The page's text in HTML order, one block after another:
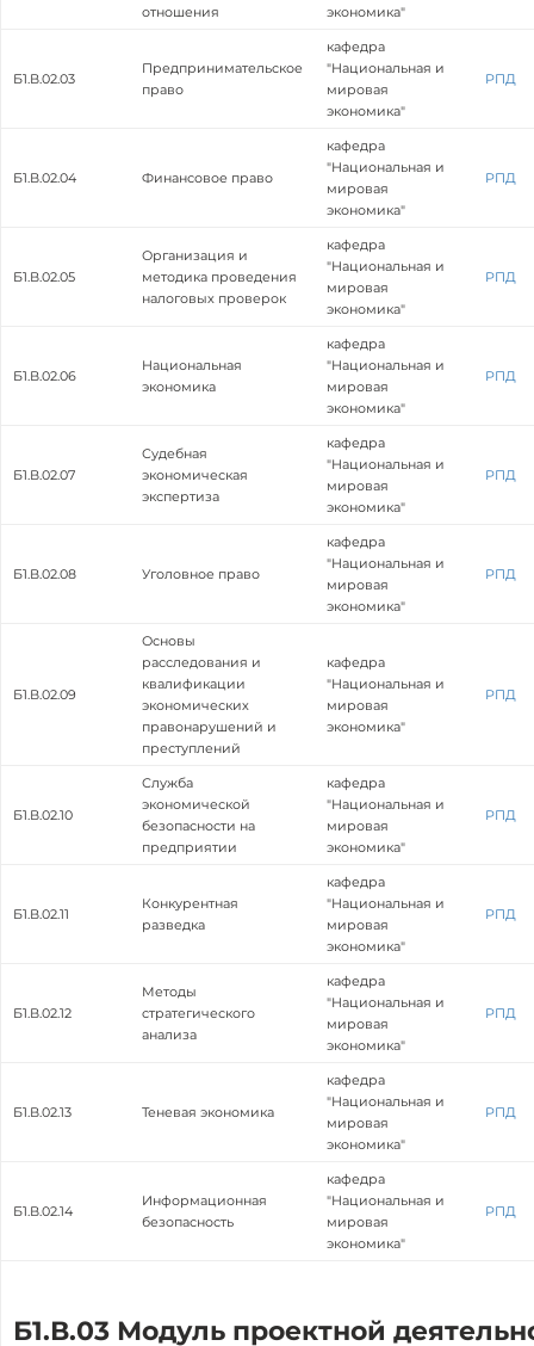
отношения
экономика"
Б1.В.02.03
Предпринимательское
право
кафедра
"Национальная и
мировая
экономика"
РПД
Б1.В.02.04 Финансовое право
кафедра
"Национальная и
мировая
экономика"
РПД
Б1.В.02.05
Организация и
методика проведения
налоговых проверок
кафедра
"Национальная и
мировая
экономика"
РПД
Б1.В.02.06
Национальная
экономика
кафедра
"Национальная и
мировая
экономика"
РПД
Б1.В.02.07
Судебная
экономическая
экспертиза
кафедра
"Национальная и
мировая
экономика"
РПД
Б1.В.02.08 Уголовное право
кафедра
"Национальная и
мировая
экономика"
РПД
Б1.В.02.09
Основы
расследования и
квалификации
экономических
правонарушений и
преступлений
кафедра
"Национальная и
мировая
экономика"
РПД
Б1.В.02.10
Служба
экономической
безопасности на
предприятии
кафедра
"Национальная и
мировая
экономика"
РПД
Б1.В.02.11
Конкурентная
разведка
кафедра
"Национальная и
мировая
экономика"
РПД
Б1.В.02.12
Методы
стратегического
анализа
кафедра
"Национальная и
мировая
экономика"
РПД
Б1.В.02.13 Теневая экономика
кафедра
"Национальная и
мировая
экономика"
РПД
Б1.В.02.14
Информационная
безопасность
кафедра
"Национальная и
мировая
экономика"
РПД
Б1.В.03 Модуль проектной